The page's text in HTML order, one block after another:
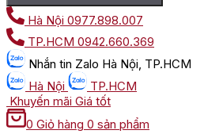
Hà Nội 0977.898.007
TP.HCM 0942.660.369
Nhắn tin Zalo Hà Nội, TP.HCM
Hà Nội
TP.HCM
Khuyến mãi Giá tốt
0 Giỏ hàng 0 sản phẩm